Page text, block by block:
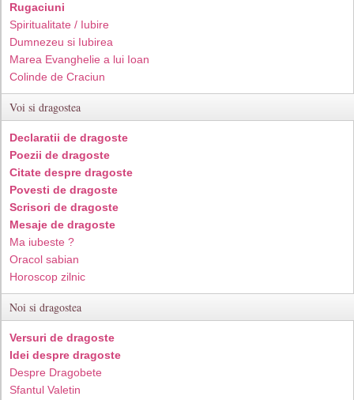
Rugaciuni
Spiritualitate / Iubire
Dumnezeu si Iubirea
Marea Evanghelie a lui Ioan
Colinde de Craciun
Voi si dragostea
Declaratii de dragoste
Poezii de dragoste
Citate despre dragoste
Povesti de dragoste
Scrisori de dragoste
Mesaje de dragoste
Ma iubeste ?
Oracol sabian
Horoscop zilnic
Noi si dragostea
Versuri de dragoste
Idei despre dragoste
Despre Dragobete
Sfantul Valetin